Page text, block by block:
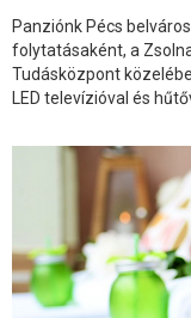
Panziónk Pécs
folytatásaként, a
Tudásközpont
LED televízióval és